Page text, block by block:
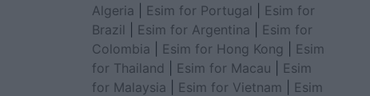
Algeria
Esim for Portugal
Esim for
Brazil
Esim for Argentina
Esim for
Colombia
Esim for Hong Kong
Esim
for Thailand
Esim for Macau
Esim
for Malaysia
Esim for Vietnam
Esim